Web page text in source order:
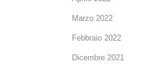
Marzo 2022
Febbraio 2022
Dicembre 2021